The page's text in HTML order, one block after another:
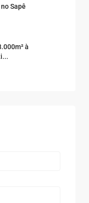
Sapê
à